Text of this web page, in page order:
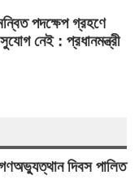
পদক্ষেপ গ্রহণে
নেই : প্রধানমন্ত্রী
দিবস পালিত